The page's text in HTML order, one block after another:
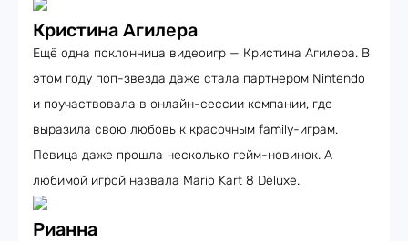
Кристина Агилера
Ещё одна поклонница видеоигр — Кристина Агилера. В
этом году поп-звезда даже стала партнером Nintendo
и поучаствовала в онлайн-сессии компании, где
выразила свою любовь к красочным family-играм.
Певица даже прошла несколько гейм-новинок. А
любимой игрой назвала Mario Kart 8 Deluxe.
Рианна